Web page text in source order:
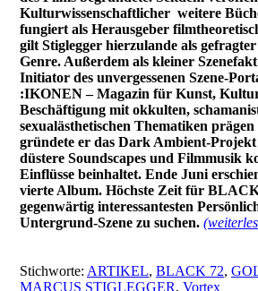
Kulturwissenschaftlicher weitere
fungiert als Herausgeber
gilt Stiglegger hierzulande als
Genre. Außerdem als kleiner
Initiator des unvergessenen Szene-
:IKONEN – Magazin für Kunst,
Beschäftigung mit okkulten,
sexualästhetischen Thematiken
gründete er das Dark Ambient-
düstere Soundscapes und Filmmusik
Einflüsse beinhaltet. Ende Juni
vierte Album. Höchste Zeit für
gegenwärtig interessantesten
Untergrund-Szene zu suchen.
Stichworte: ARTIKEL, BLACK 72,
MARCUS STIGLEGGER, Vortex